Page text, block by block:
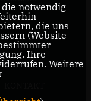
die notwendig
die uns
(Website-
Ihre
Weitere